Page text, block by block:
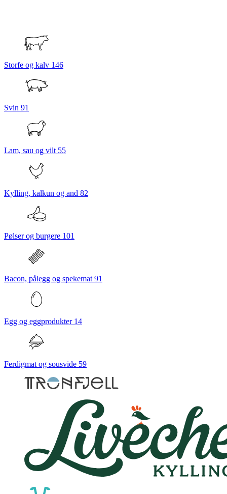
Storfe og kalv 146
Svin 91
Lam, sau og vilt 55
Kylling, kalkun og and 82
Pølser og burgere 101
Bacon, pålegg og spekemat 91
Egg og eggprodukter 14
Ferdigmat og sousvide 59